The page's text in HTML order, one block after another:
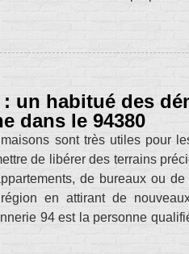
: un habitué des
dans le 94380
sont très utiles pour
de libérer des terrains
de bureaux ou
en attirant de
94 est la personne